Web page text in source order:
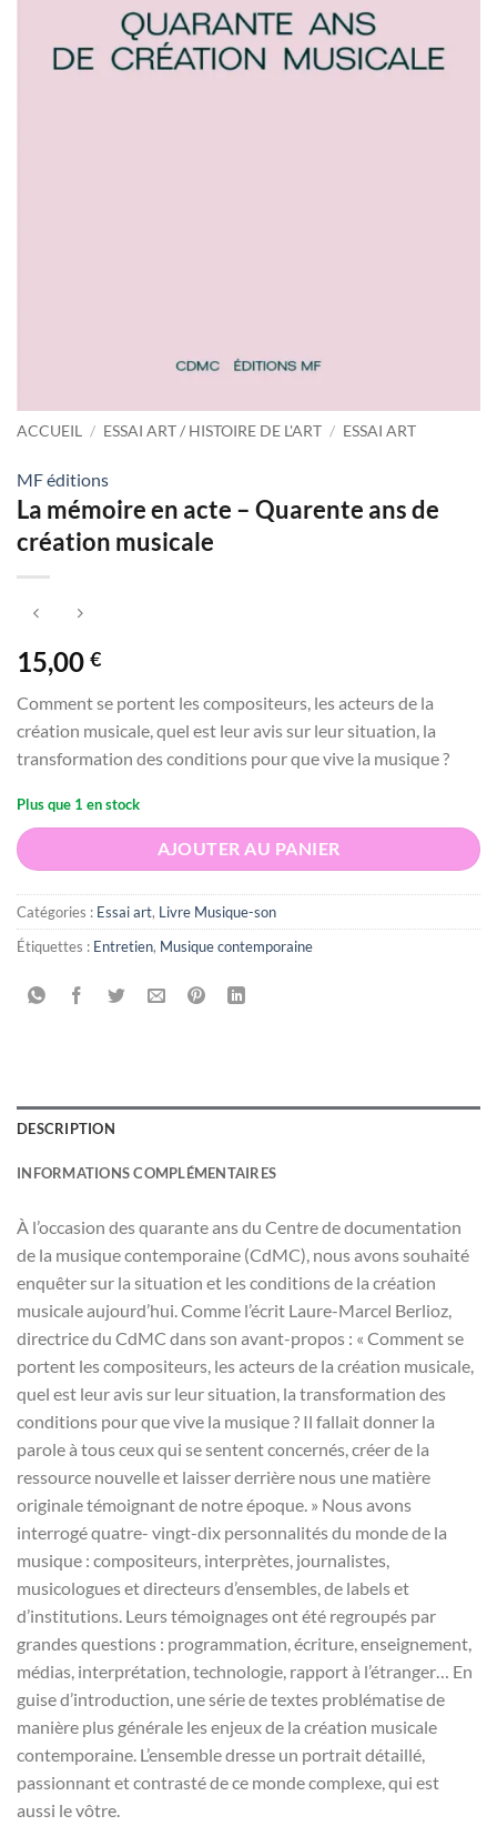
ACCUEIL / ESSAI ART / HISTOIRE DE L'ART / ESSAI ART
MF éditions
La mémoire en acte – Quarente ans de
création musicale
15,00 €
Comment se portent les compositeurs, les acteurs de la
création musicale, quel est leur avis sur leur situation, la
transformation des conditions pour que vive la musique ?
Plus que 1 en stock
AJOUTER AU PANIER
Catégories : Essai art, Livre Musique-son
Étiquettes : Entretien, Musique contemporaine
DESCRIPTION
INFORMATIONS COMPLÉMENTAIRES
À l’occasion des quarante ans du Centre de documentation
de la musique contemporaine (CdMC), nous avons souhaité
enquêter sur la situation et les conditions de la création
musicale aujourd’hui. Comme l’écrit Laure-Marcel Berlioz,
directrice du CdMC dans son avant-propos : « Comment se
portent les compositeurs, les acteurs de la création musicale,
quel est leur avis sur leur situation, la transformation des
conditions pour que vive la musique ? Il fallait donner la
parole à tous ceux qui se sentent concernés, créer de la
ressource nouvelle et laisser derrière nous une matière
originale témoignant de notre époque. » Nous avons
interrogé quatre- vingt-dix personnalités du monde de la
musique : compositeurs, interprètes, journalistes,
musicologues et directeurs d’ensembles, de labels et
d’institutions. Leurs témoignages ont été regroupés par
grandes questions : programmation, écriture, enseignement,
médias, interprétation, technologie, rapport à l’étranger… En
guise d’introduction, une série de textes problématise de
manière plus générale les enjeux de la création musicale
contemporaine. L’ensemble dresse un portrait détaillé,
passionnant et contrasté de ce monde complexe, qui est
aussi le vôtre.